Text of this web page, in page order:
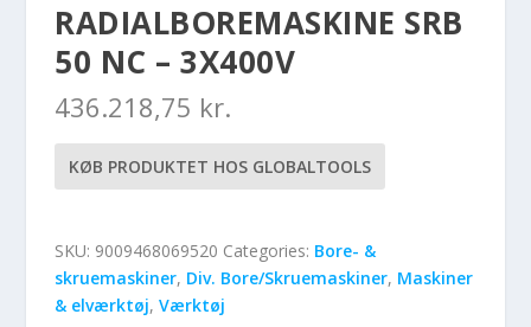
RADIALBOREMASKINE SRB
50 NC – 3X400V
436.218,75 kr.
KØB PRODUKTET HOS GLOBALTOOLS
SKU: 9009468069520 Categories: Bore- &
skruemaskiner, Div. Bore/Skruemaskiner, Maskiner
& elværktøj,Værktøj